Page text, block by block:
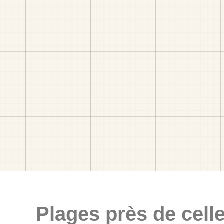
Plages près de